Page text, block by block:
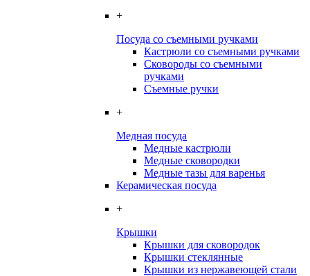
+
Посуда со съемными ручками
Кастрюли со съемными ручками
Сковороды со съемными
ручками
Съемные ручки
+
Медная посуда
Медные кастрюли
Медные сковородки
Медные тазы для варенья
Керамическая посуда
+
Крышки
Крышки для сковородок
Крышки стеклянные
Крышки из нержавеющей стали